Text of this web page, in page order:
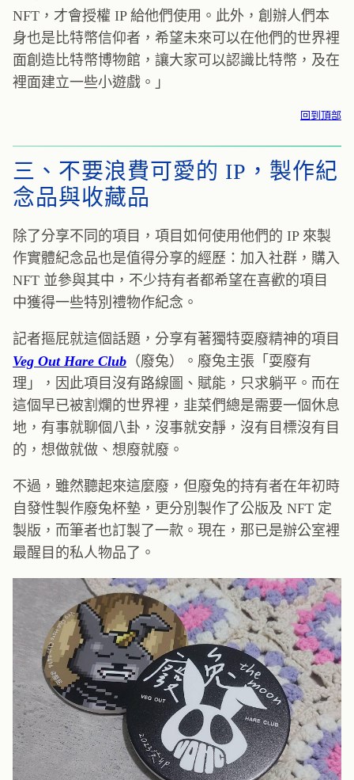
NFT，才會授權 IP 給他們使用。此外，創辦人們本
身也是比特幣信仰者，希望未來可以在他們的世界裡
面創造比特幣博物館，讓大家可以認識比特幣，及在
裡面建立一些小遊戲。」
回到頂部
三、不要浪費可愛的 IP，製作紀
念品與收藏品
除了分享不同的項目，項目如何使用他們的 IP 來製
作實體紀念品也是值得分享的經歷：加入社群，購入
NFT 並參與其中，不少持有者都希望在喜歡的項目
中獲得一些特別禮物作紀念。
記者摳屁就這個話題，分享有著獨特耍廢精神的項目
Veg Out Hare Club （廢兔）。廢兔主張「耍廢有
理」，因此項目沒有路線圖、賦能，只求躺平。而在
這個早已被割爛的世界裡，韭菜們總是需要一個休息
地，有事就聊個八卦，沒事就安靜，沒有目標沒有目
的，想做就做、想廢就廢。
不過，雖然聽起來這麼廢，但廢兔的持有者在年初時
自發性製作廢兔杯墊，更分別製作了公版及 NFT 定
製版，而筆者也訂製了一款。現在，那已是辦公室裡
最醒目的私人物品了。